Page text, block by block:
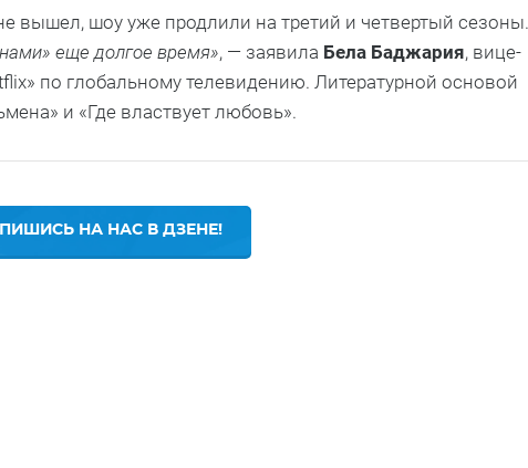
вышел, шоу уже продлили на третий и четвертый сезоны.
еще долгое время», — заявила Бела Баджария, вице-
по глобальному телевидению. Литературной основой
и «Где властвует любовь».
НА НАС В ДЗЕНЕ!